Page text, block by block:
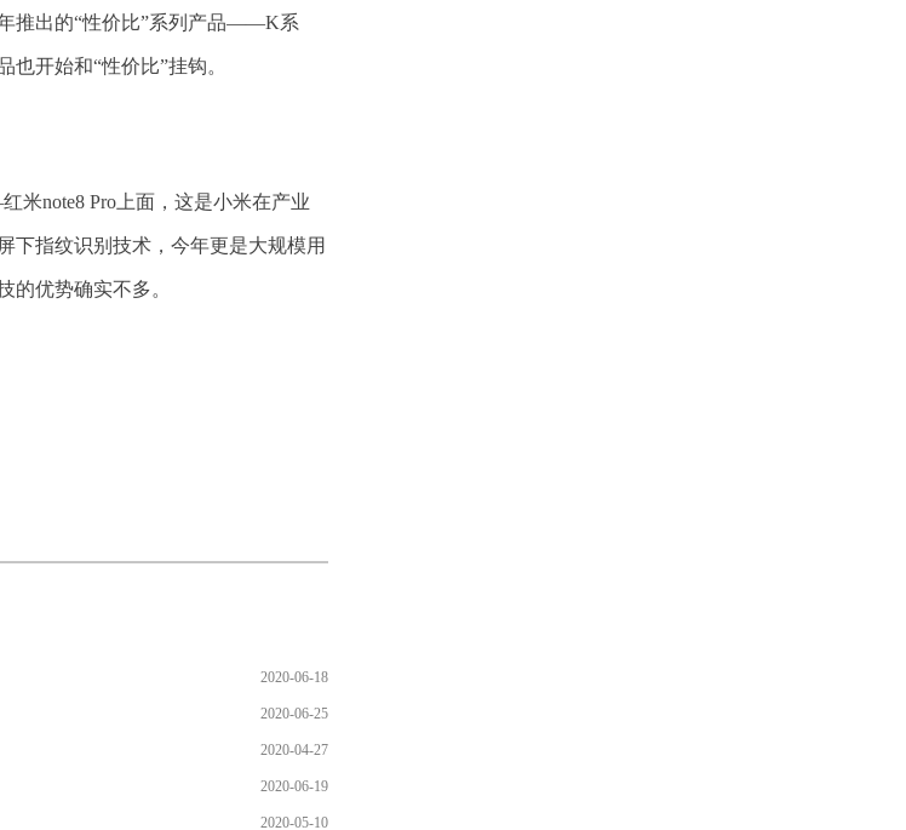
推出的“性价比”系列产品——K系
开始和“性价比”挂钩。
米note8 Pro上面，这是小米在产业
下指纹识别技术，今年更是大规模用
的优势确实不多。
2020-06-18
2020-06-25
2020-04-27
2020-06-19
2020-05-10